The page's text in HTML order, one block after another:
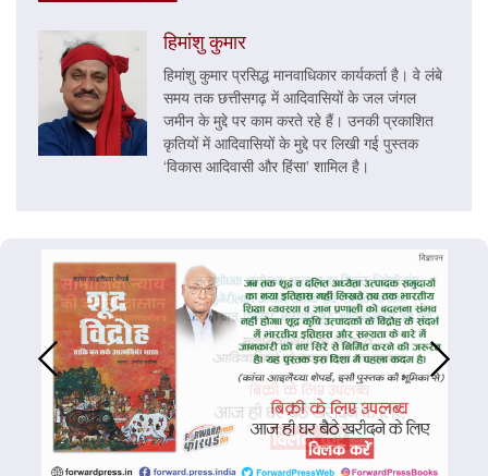
हिमांशु कुमार
हिमांशु कुमार प्रसिद्ध मानवाधिकार कार्यकर्ता है। वे लंबे
समय तक छत्तीसगढ़ में आदिवासियों के जल जंगल
जमीन के मुद्दे पर काम करते रहे हैं। उनकी प्रकाशित
कृतियों में आदिवासियों के मुद्दे पर लिखी गई पुस्तक
‘विकास आदिवासी और हिंसा’ शामिल है।